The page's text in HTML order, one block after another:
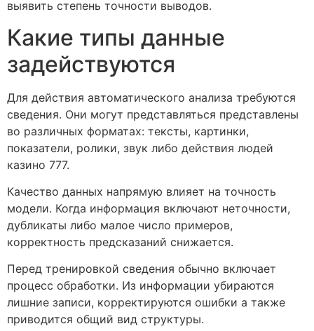
выявить степень точности выводов.
Какие типы данные
задействуются
Для действия автоматического анализа требуются
сведения. Они могут представляться представлены
во различных форматах: тексты, картинки,
показатели, ролики, звук либо действия людей
казино 777.
Качество данных напрямую влияет на точность
модели. Когда информация включают неточности,
дубликаты либо малое число примеров,
корректность предсказаний снижается.
Перед тренировкой сведения обычно включает
процесс обработки. Из информации убираются
лишние записи, корректируются ошибки а также
приводится общий вид структуры.